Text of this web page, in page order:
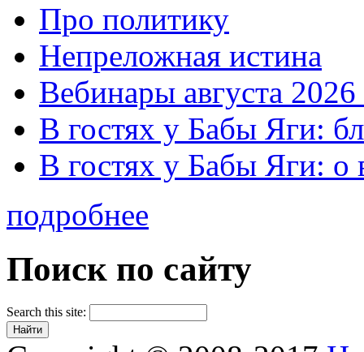
Про политику
Непреложная истина
Вебинары августа 2026
В гостях у Бабы Яги:
В гостях у Бабы Яги:
подробнее
Поиск по сайту
Search this site: